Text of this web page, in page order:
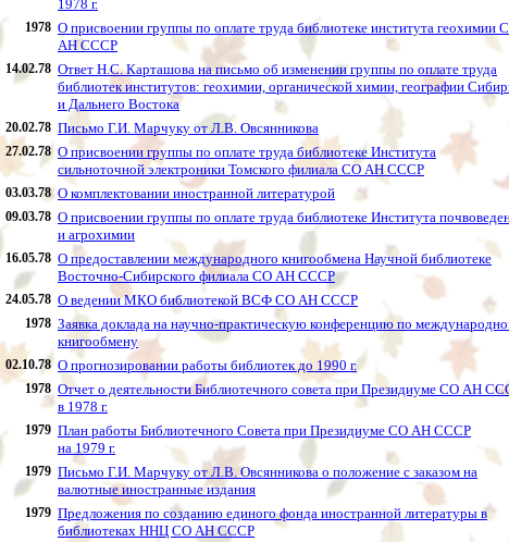
1978 г.
1978 О присвоении группы по оплате труда библиотеке института геохимии
АН СССР
14.02.78 Ответ Н.С. Карташова на письмо об изменении группы по оплате труда
библиотек институтов: геохимии, органической химии, географии
и Дальнего Востока
20.02.78 Письмо Г.И. Марчуку от Л.В. Овсянникова
27.02.78 О присвоении группы по оплате труда библиотеке Института
сильноточной электроники Томского филиала СО АН СССР
03.03.78 О комплектовании иностранной литературой
09.03.78 О присвоении группы по оплате труда библиотеке Института
и агрохимии
16.05.78 О предоставлении международного книгообмена Научной библиотеке
Восточно-Сибирского филиала СО АН СССР
24.05.78 О ведении МКО библиотекой ВСФ СО АН СССР
1978 Заявка доклада на научно-практическую конференцию по
книгообмену
02.10.78 О прогнозировании работы библиотек до 1990 г.
1978 Отчет о деятельности Библиотечного совета при Президиуме СО АН
в 1978 г.
1979 План работы Библиотечного Совета при Президиуме СО АН СССР
на 1979 г.
1979 Письмо Г.И. Марчуку от Л.В. Овсянникова о положение с заказом на
валютные иностранные издания
1979 Предложения по созданию единого фонда иностранной литературы в
библиотеках ННЦ СО АН СССР